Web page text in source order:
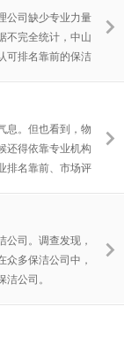
公司缺少专业力量
不完全统计，中山
可排名靠前的保洁
息。但也看到，物
还得依靠专业机构
排名靠前、市场评
公司。调查发现，
众多保洁公司中，
公司。